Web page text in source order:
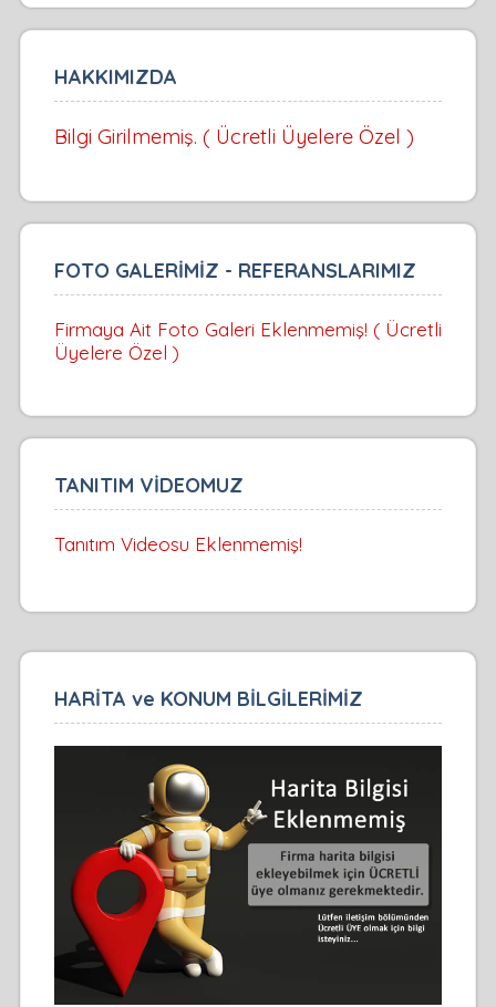
HAKKIMIZDA
Bilgi Girilmemiş. ( Ücretli Üyelere Özel )
FOTO GALERİMİZ - REFERANSLARIMIZ
Firmaya Ait Foto Galeri Eklenmemiş! ( Ücretli
Üyelere Özel )
TANITIM VİDEOMUZ
Tanıtım Videosu Eklenmemiş!
HARİTA ve KONUM BİLGİLERİMİZ